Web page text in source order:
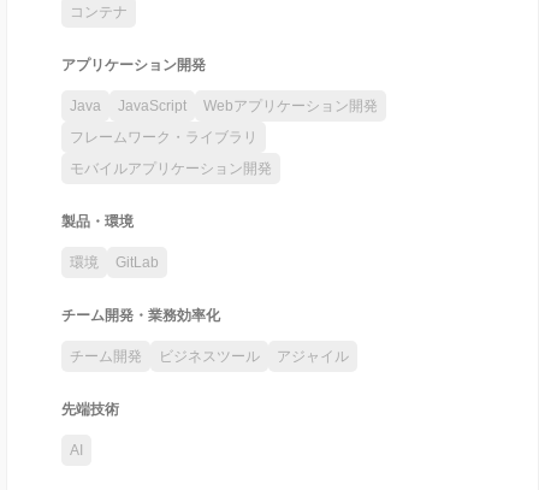
コンテナ
アプリケーション開発
Java JavaScript
Webアプリケーション開発
フレームワーク・ライブラリ
モバイルアプリケーション開発
製品・環境
環境 GitLab
チーム開発・業務効率化
チーム開発 ビジネスツール アジャイル
先端技術
AI